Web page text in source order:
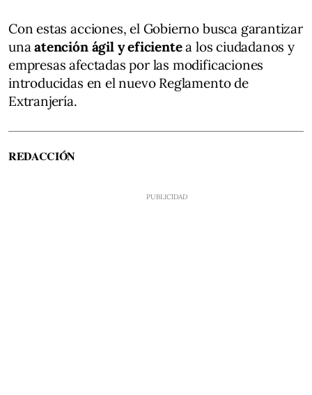
Con estas acciones, el Gobierno busca garantizar
unaatención ágil y eficientea los ciudadanos y
empresas afectadas por las modificaciones
introducidas en el nuevo Reglamento de
Extranjería.
REDACCIÓN